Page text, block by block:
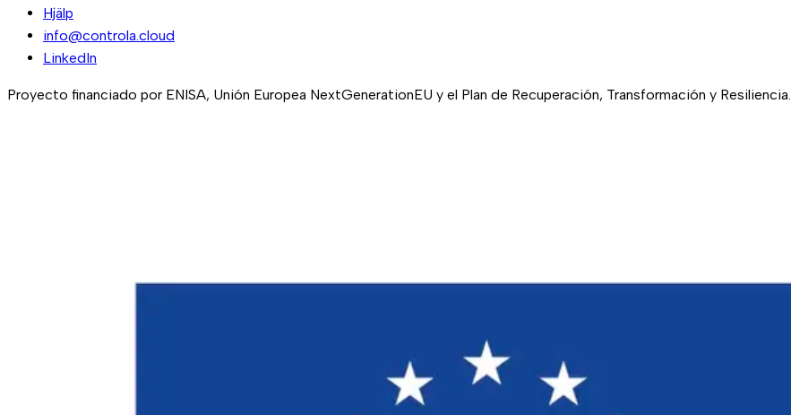
Hjälp
info@controla.cloud
LinkedIn
Proyecto financiado por ENISA, Unión Europea NextGenerationEU y el Plan de Recuperación, Transformación y Resiliencia.